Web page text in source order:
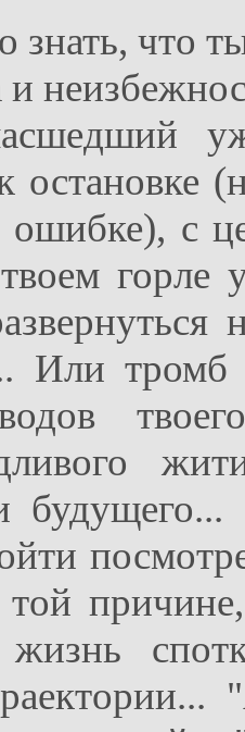
знать, что
остановке
ошибке), с
горле
Или тромб
той
жизнь